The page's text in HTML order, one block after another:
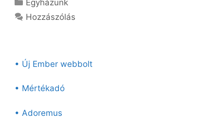
Egyházunk
Hozzászólás
• Új Ember webbolt
• Mértékadó
• Adoremus